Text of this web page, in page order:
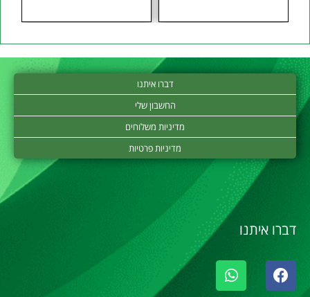
דברו איתנו
החשבון שלי
מדיניות משלוחים
מדיניות פרטיות
דברו איתנו